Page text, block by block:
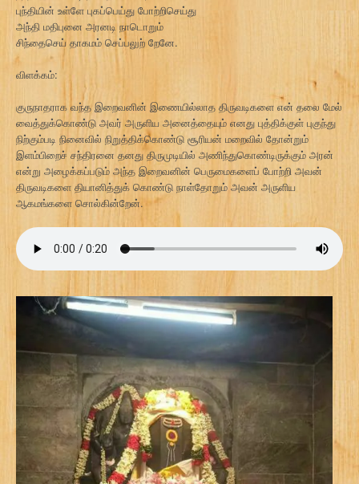
புந்தியின் உள்ளே புகப்பெய்து போற்றிசெய்து
அந்தி மதிபுனை அரனடி நாடொறும்
சிந்தைசெய் தாகமம் செப்பலுற் றேனே.
விளக்கம்:
குருநாதராக வந்த இறைவனின் இணையில்லாத திருவடிகளை என் தலை மேல்
வைத்துக்கொண்டு அவர் அருளிய அனைத்தையும் எனது புத்திக்குள் புகுந்து
நிற்கும்படி நினைவில் நிறுத்திக்கொண்டு சூரியன் மறைவில் தோன்றும்
இளம்பிறைச் சந்திரனை தனது திருமுடியில் அணிந்துகொண்டிருக்கும் அரன்
என்று அழைக்கப்படும் அந்த இறைவனின் பெருமைகளைப் போற்றி அவன்
திருவடிகளை தியானித்துக் கொண்டு நாள்தோறும் அவன் அருளிய
ஆகமங்களை சொல்கின்றேன்.